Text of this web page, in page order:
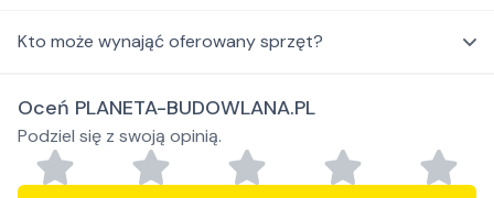
Kto może wynająć oferowany sprzęt?
Oceń PLANETA-BUDOWLANA.PL
Podziel się z swoją opinią.